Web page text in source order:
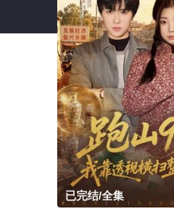
已完结/全集